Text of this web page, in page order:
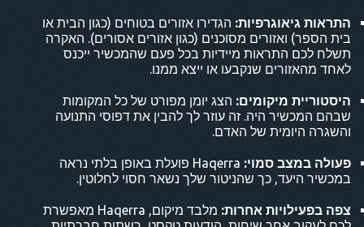
התראות גיאוגרפיות: הגדירו אזורים בטוחים (כגון הבית או
בית הספר) ואזורים מסוכנים (כגון אזורים אסורים). האקרה
תשלח לכם התראות מיידיות בכל פעם שהמכשיר ייכנס
לאחד מהאזורים שנקבעו או ייצא ממנו.
היסטוריית מיקומים: הצג יומן מפורט של כל המקומות
שבהם המכשיר היה. זה עוזר לך להבין את דפוסי התנועה
והשגרה היומית של האדם.
פעולה במצב סמוי:
Haqerra פועלת באופן בלתי נראה
במכשיר היעד, כך שהניטור שלך נשאר חסוי לחלוטין.
צפה בפעילויות אחרות:
מלבד מיקום, Haqerra מאפשרת